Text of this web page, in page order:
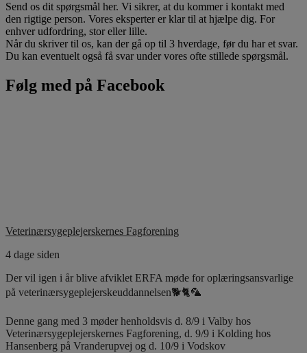
Send os dit spørgsmål her. Vi sikrer, at du kommer i kontakt med
den rigtige person. Vores eksperter er klar til at hjælpe dig. For
enhver udfordring, stor eller lille.
Når du skriver til os, kan der gå op til 3 hverdage, før du har et svar.
Du kan eventuelt også få svar under vores ofte stillede spørgsmål.
Følg med på Facebook
Veterinærsygeplejerskernes Fagforening
4 dage siden
Der vil igen i år blive afviklet ERFA møde for oplæringsansvarlige
på veterinærsygeplejerskeuddannelsen🐕🐈🦜
Denne gang med 3 møder henholdsvis d. 8/9 i Valby hos
Veterinærsygeplejerskernes Fagforening, d. 9/9 i Kolding hos
Hansenberg på Vranderupvej og d. 10/9 i Vodskov